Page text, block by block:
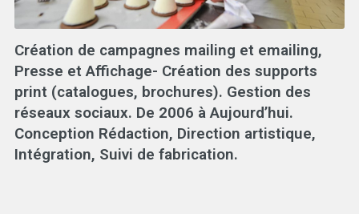
Création de campagnes mailing et emailing,
Presse et Affichage- Création des supports
print (catalogues, brochures). Gestion des
réseaux sociaux. De 2006 à Aujourd’hui.
Conception Rédaction, Direction artistique,
Intégration, Suivi de fabrication.